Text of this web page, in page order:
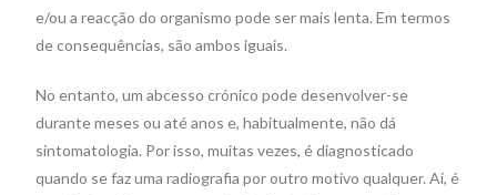
e/ou a reacção do organismo pode ser mais lenta. Em termos
de consequências, são ambos iguais.
No entanto, um abcesso crónico pode desenvolver-se
durante meses ou até anos e, habitualmente, não dá
sintomatologia. Por isso, muitas vezes, é diagnosticado
quando se faz uma radiografia por outro motivo qualquer. Aí, é